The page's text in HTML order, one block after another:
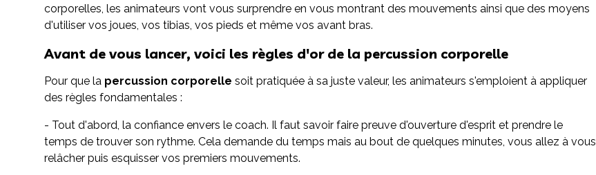
corporelles, les animateurs vont vous surprendre en vous montrant des mouvements ainsi que des moyens
d'utiliser vos joues, vos tibias, vos pieds et même vos avant bras.
Avant de vous lancer, voici les règles d'or de la percussion corporelle
Pour que la percussion corporelle soit pratiquée à sa juste valeur, les animateurs s'emploient à appliquer
des règles fondamentales :
- Tout d'abord, la confiance envers le coach. Il faut savoir faire preuve d'ouverture d'esprit et prendre le
temps de trouver son rythme. Cela demande du temps mais au bout de quelques minutes, vous allez à vous
relâcher puis esquisser vos premiers mouvements.